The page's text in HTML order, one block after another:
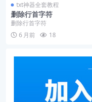
txt神器全套教程
删除行首字符
删除行首字符
6 月前
18